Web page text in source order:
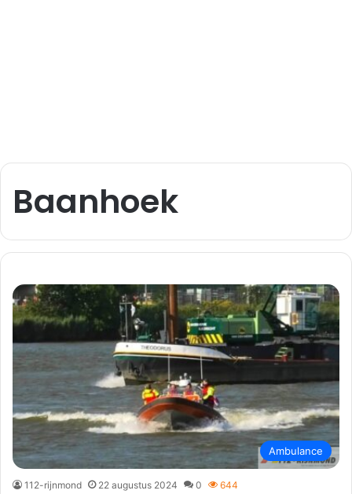
Baanhoek
Ambulance
112-rijnmond 22 augustus 2024 0 644